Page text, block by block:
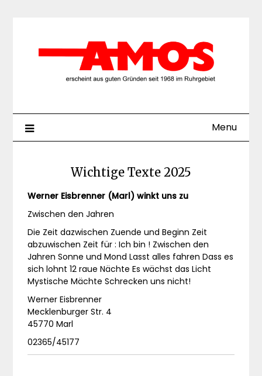
Menu
Wichtige Texte 2025
Werner Eisbrenner (Marl) winkt uns zu
Zwischen den Jahren
Die Zeit dazwischen Zuende und Beginn Zeit
abzuwischen Zeit für : Ich bin ! Zwischen den
Jahren Sonne und Mond Lasst alles fahren Dass es
sich lohnt 12 raue Nächte Es wächst das Licht
Mystische Mächte Schrecken uns nicht!
Werner Eisbrenner
Mecklenburger Str. 4
45770 Marl
02365/45177